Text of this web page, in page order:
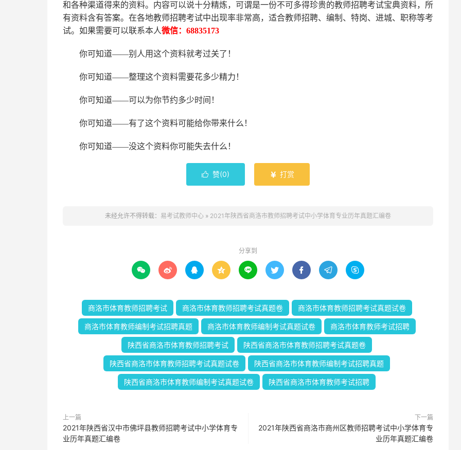
和各种渠道得来的资料。内容可以说十分精炼，可谓是一份不可多得珍贵的教师招聘考试宝典资料，所
有资料含有答案。 在各地教师招聘考试中出现率非常高，适合教师招聘、编制、特岗、进城、职称等考
试。如果需要可以联系本人微信： 68835173
你可知道——别人用这个资料就考过关了！
你可知道——整理这个资料需要花多少精力 ！
你可知道——可以为你节约多少时间！
你可知道——有了这个资料可能给你带来什么！
你可知道——没这个资料你可能失去什么 ！
 赞(0)  打赏
未经允许不得转载： 易考试教师中心 » 2021年陕西省商洛市教师招聘考试中小学体育专业历年真题汇编卷
分享到
        
商洛市体育教师招聘考试 商洛市体育教师招聘考试真题卷 商洛市体育教师招聘考试真题试卷
商洛市体育教师编制考试招聘真题 商洛市体育教师编制考试真题试卷 商洛市体育教师考试招聘
陕西省商洛市体育教师招聘考试 陕西省商洛市体育教师招聘考试真题卷
陕西省商洛市体育教师招聘考试真题试卷 陕西省商洛市体育教师编制考试招聘真题
陕西省商洛市体育教师编制考试真题试卷 陕西省商洛市体育教师考试招聘
上一篇
2021年陕西省汉中市佛坪县教师招聘考试中小学体育专
业历年真题汇编卷
下一篇
2021年陕西省商洛市商州区教师招聘考试中小学体育专
业历年真题汇编卷